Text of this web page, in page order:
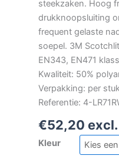
steekzaken. Hoog
drukknoopsluiting
frequent gelaste
soepel. 3M
EN343, EN471
Kwaliteit: 50%
Verpakking: per
Referentie: 4-
€52,20 excl.
Kleur